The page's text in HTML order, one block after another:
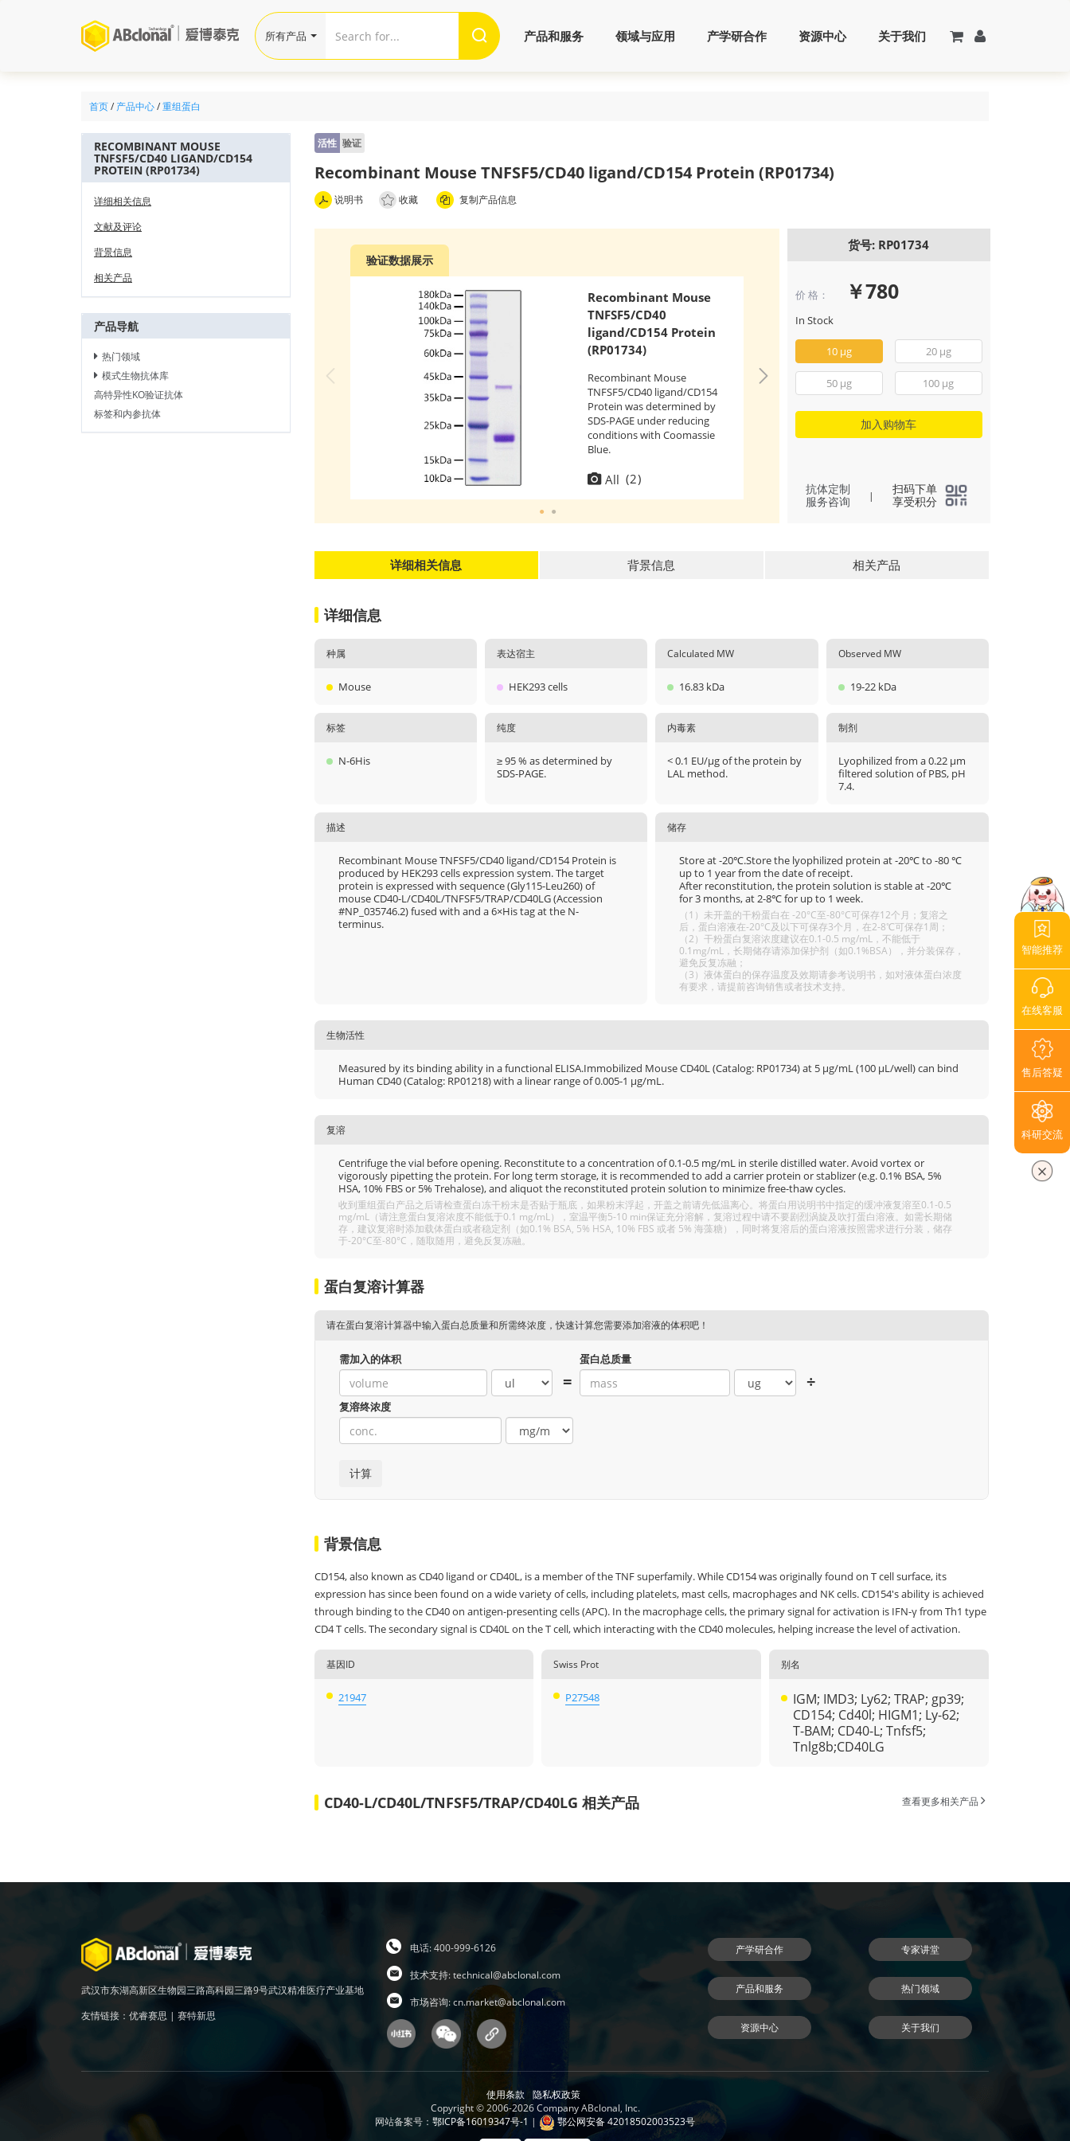
首页/ 产品中心/重组蛋白
RECOMBINANT MOUSE
TNFSF5/CD40 LIGAND/CD154
PROTEIN (RP01734)
详细相关信息
文献及评论
背景信息
相关产品
产品导航
热门领域
模式生物抗体库
高特异性KO验证抗体
标签和内参抗体
活性 验证
Recombinant Mouse TNFSF5/CD40 ligand/CD154 Protein (RP01734)
说明书 收藏 复制产品信息
验证数据展示
Recombinant Mouse
TNFSF5/CD40
ligand/CD154 Protein
(RP01734)
Recombinant Mouse
TNFSF5/CD40 ligand/CD154
Protein was determined by
SDS-PAGE under reducing
conditions with Coomassie
Blue.
All (2)
Immobilized
(Catalog:
a linear range of
货号: RP01734
价 格： ￥780
In Stock
10 μg 20 μg
50 μg 100 μg
加入购物车
抗体定制
服务咨询
|
扫码下单
享受积分
详细相关信息 背景信息 相关产品
详细信息
种属
Mouse
表达宿主
HEK293 cells
Calculated MW
16.83 kDa
Observed MW
19-22 kDa
标签
N-6His
纯度
≥ 95 % as determined by
SDS-PAGE.
内毒素
< 0.1 EU/μg of the protein by
LAL method.
制剂
Lyophilized from a 0.22 μm
filtered solution of PBS, pH
7.4.
描述
Recombinant Mouse TNFSF5/CD40 ligand/CD154 Protein is
produced by HEK293 cells expression system. The target
protein is expressed with sequence (Gly115-Leu260) of
mouse CD40-L/CD40L/TNFSF5/TRAP/CD40LG (Accession
#NP_035746.2) fused with and a 6×His tag at the N-
terminus.
储存
Store at -20℃.Store the lyophilized protein at -20℃ to -80 ℃
up to 1 year from the date of receipt.
After reconstitution, the protein solution is stable at -20℃
for 3 months, at 2-8℃ for up to 1 week.
（1）未开盖的干粉蛋白在 -20°C至-80°C可保存12个月；复溶之
后，蛋白溶液在-20°C及以下可保存3个月，在2-8℃可保存1周；
（2）干粉蛋白复溶浓度建议在0.1-0.5 mg/mL，不能低于
0.1mg/mL，长期储存请添加保护剂（如0.1%BSA），并分装保存，
避免反复冻融；
（3）液体蛋白的保存温度及效期请参考说明书，如对液体蛋白浓度
有要求，请提前咨询销售或者技术支持。
生物活性
Measured by its binding ability in a functional ELISA.Immobilized Mouse CD40L (Catalog: RP01734) at 5 μg/mL (100 μL/well) can bind
Human CD40 (Catalog: RP01218) with a linear range of 0.005-1 μg/mL.
复溶
Centrifuge the vial before opening. Reconstitute to a concentration of 0.1-0.5 mg/mL in sterile distilled water. Avoid vortex or
vigorously pipetting the protein. For long term storage, it is recommended to add a carrier protein or stablizer (e.g. 0.1% BSA, 5%
HSA, 10% FBS or 5% Trehalose), and aliquot the reconstituted protein solution to minimize free-thaw cycles.
收到重组蛋白产品之后请检查蛋白冻干粉末是否贴于瓶底，如果粉末浮起，开盖之前请先低温离心。将蛋白用说明书中指定的缓冲液复溶至0.1-0.5
mg/mL（请注意蛋白复溶浓度不能低于0.1 mg/mL），室温平衡5-10 min保证充分溶解，复溶过程中请不要剧烈涡旋及吹打蛋白溶液。如需长期储
存，建议复溶时添加载体蛋白或者稳定剂（如0.1% BSA, 5% HSA, 10% FBS 或者 5% 海藻糖），同时将复溶后的蛋白溶液按照需求进行分装，储存
于-20°C至-80°C，随取随用，避免反复冻融。
蛋白复溶计算器
请在蛋白复溶计算器中输入蛋白总质量和所需终浓度，快速计算您需要添加溶液的体积吧！
需加入的体积
=
蛋白总质量
÷
复溶终浓度
背景信息
CD154, also known as CD40 ligand or CD40L, is a member of the TNF superfamily. While CD154 was originally found on T cell surface, its
expression has since been found on a wide variety of cells, including platelets, mast cells, macrophages and NK cells. CD154's ability is achieved
through binding to the CD40 on antigen-presenting cells (APC). In the macrophage cells, the primary signal for activation is IFN-γ from Th1 type
CD4 T cells. The secondary signal is CD40L on the T cell, which interacting with the CD40 molecules, helping increase the level of activation.
基因ID
21947
Swiss Prot
P27548
别名
IGM; IMD3; Ly62; TRAP; gp39;
CD154; Cd40l; HIGM1; Ly-62;
T-BAM; CD40-L; Tnfsf5;
Tnlg8b;CD40LG
CD40-L/CD40L/TNFSF5/TRAP/CD40LG 相关产品 查看更多相关产品
智能推荐
在线客服
售后答疑
科研交流
产品和服务 领域与应用 产学研合作 资源中心 关于我们
所有产品
武汉市东湖高新区生物园三路高科园三路9号武汉精准医疗产业基地
友情链接： 优睿赛思 | 赛特新思
电话: 400-999-6126
技术支持:technical@abclonal.com
市场咨询:cn.market@abclonal.com
产学研合作 专家讲堂
产品和服务 热门领域
资源中心 关于我们
使用条款
隐私权政策
Copyright © 2006-2026 Company ABclonal, Inc.
网站备案号： 鄂ICP备16019347号-1 | 鄂公网安备 42018502003523号